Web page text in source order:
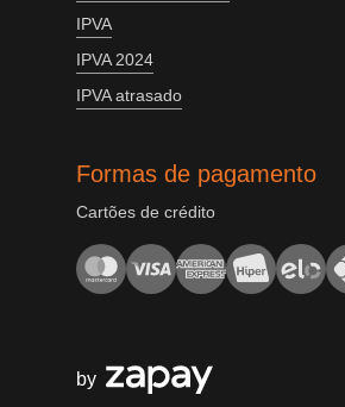
IPVA
IPVA 2024
IPVA atrasado
Formas de pagamento
Cartões de crédito
by